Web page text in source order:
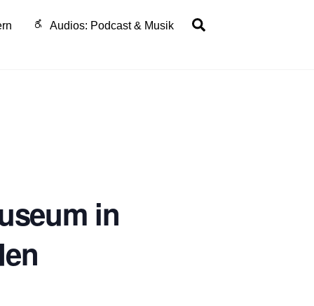
Audios: Podcast & Musik
in